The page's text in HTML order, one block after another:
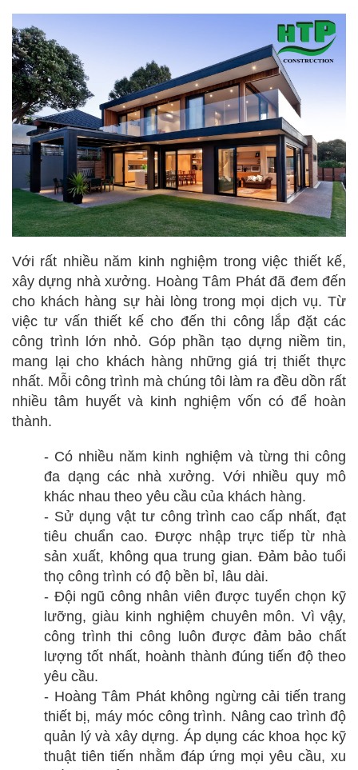
Với rất nhiều năm kinh nghiệm trong việc thiết kế,
xây dựng nhà xưởng. Hoàng Tâm Phát đã đem đến
cho khách hàng sự hài lòng trong mọi dịch vụ. Từ
việc tư vấn thiết kế cho đến thi công lắp đặt các
công trình lớn nhỏ. Góp phần tạo dựng niềm tin,
mang lại cho khách hàng những giá trị thiết thực
nhất. Mỗi công trình mà chúng tôi làm ra đều dồn rất
nhiều tâm huyết và kinh nghiệm vốn có để hoàn
thành.
- Có nhiều năm kinh nghiệm và từng thi công
đa dạng các nhà xưởng. Với nhiều quy mô
khác nhau theo yêu cầu của khách hàng.
- Sử dụng vật tư công trình cao cấp nhất, đạt
tiêu chuẩn cao. Được nhập trực tiếp từ nhà
sản xuất, không qua trung gian. Đảm bảo tuổi
thọ công trình có độ bền bỉ, lâu dài.
- Đội ngũ công nhân viên được tuyển chọn kỹ
lưỡng, giàu kinh nghiệm chuyên môn. Vì vậy,
công trình thi công luôn được đảm bảo chất
lượng tốt nhất, hoành thành đúng tiến độ theo
yêu cầu.
- Hoàng Tâm Phát không ngừng cải tiến trang
thiết bị, máy móc công trình. Nâng cao trình độ
quản lý và xây dựng. Áp dụng các khoa học kỹ
thuật tiên tiến nhằm đáp ứng mọi yêu cầu, xu